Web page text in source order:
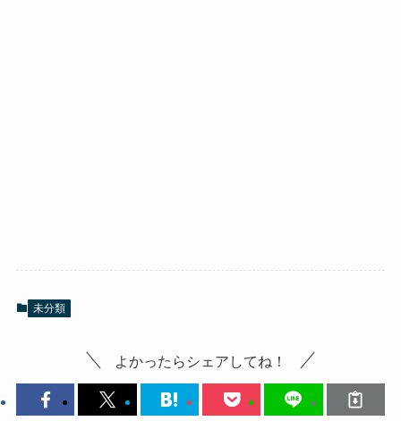
未分類
よかったらシェアしてね！